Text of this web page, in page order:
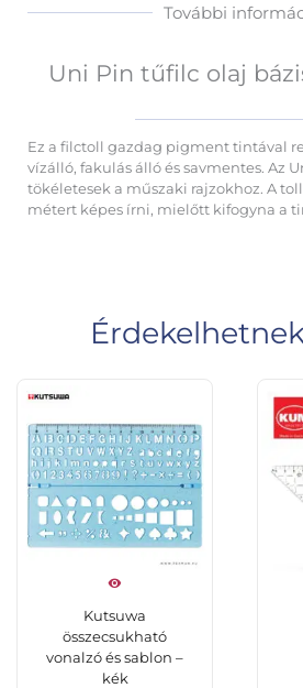
További
Uni Pin tűfilc olaj
Ez a filctoll gazdag pigment tintával
vízálló, fakulás álló és savmentes. Az
tökéletesek a műszaki rajzokhoz. A
métert képes írni, mielőtt kifogyna a
Kutsuwa
összecsukható
vonalzó és sablon –
kék